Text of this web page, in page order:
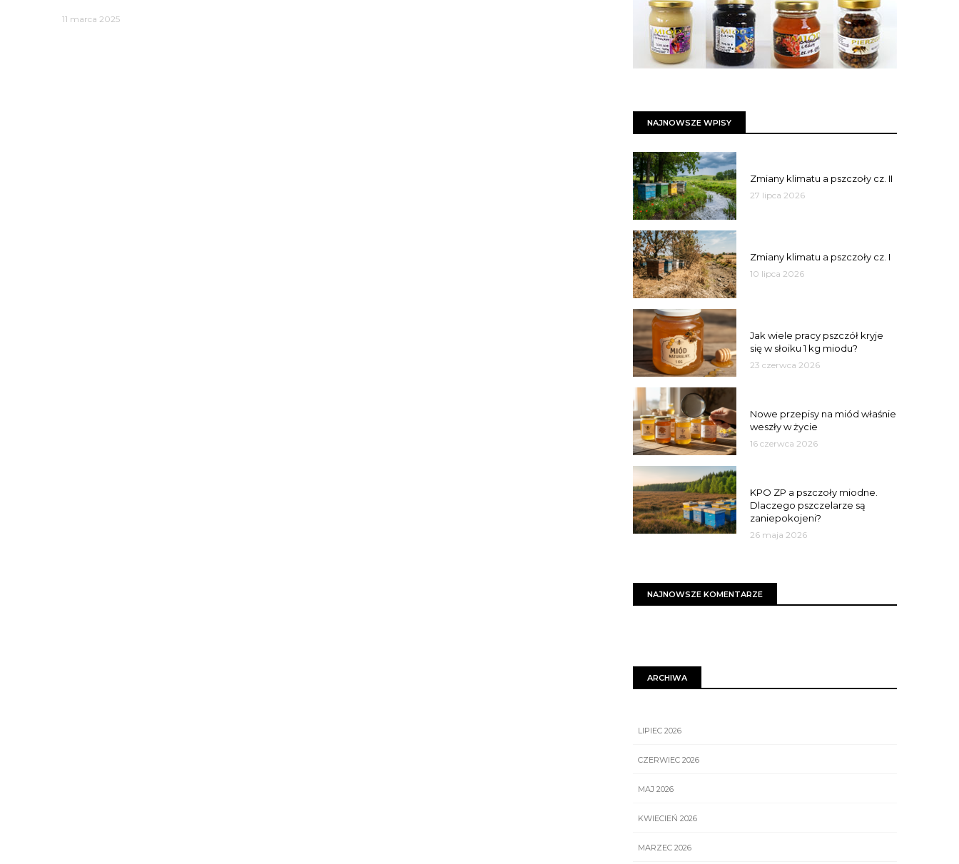
11 marca 2025
NAJNOWSZE WPISY
Zmiany klimatu a pszczoły cz. II
27 lipca 2026
Zmiany klimatu a pszczoły cz. I
10 lipca 2026
Jak wiele pracy pszczół kryje
się w słoiku 1 kg miodu?
23 czerwca 2026
Nowe przepisy na miód właśnie
weszły w życie
16 czerwca 2026
KPO ZP a pszczoły miodne.
Dlaczego pszczelarze są
zaniepokojeni?
26 maja 2026
NAJNOWSZE KOMENTARZE
ARCHIWA
LIPIEC 2026
CZERWIEC 2026
MAJ 2026
KWIECIEŃ 2026
MARZEC 2026